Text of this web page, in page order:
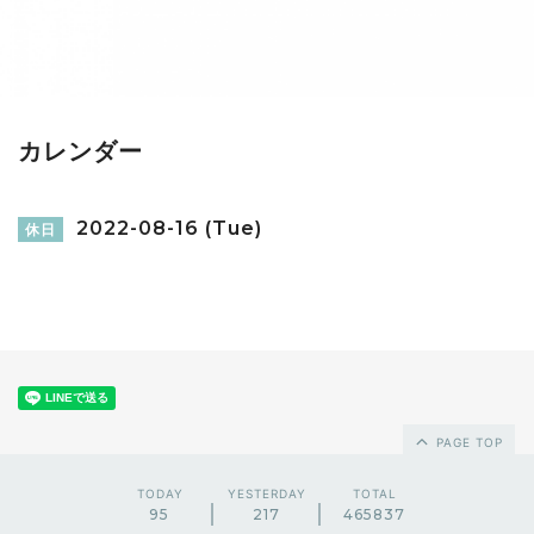
カレンダー
休日 2022-08-16 (Tue)
PAGE TOP
TODAY
95
YESTERDAY
217
TOTAL
465837